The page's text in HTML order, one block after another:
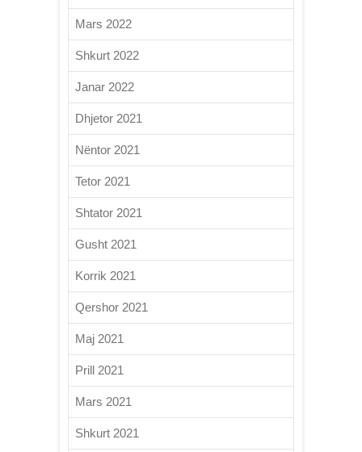
Mars 2022
Shkurt 2022
Janar 2022
Dhjetor 2021
Nëntor 2021
Tetor 2021
Shtator 2021
Gusht 2021
Korrik 2021
Qershor 2021
Maj 2021
Prill 2021
Mars 2021
Shkurt 2021